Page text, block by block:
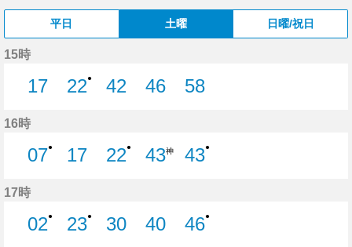
平日 土曜 日曜/祝日
15時
17
22●
42
46
58
16時
07●
17
22● 43神
43●
17時
02●
23●
30
40
46●